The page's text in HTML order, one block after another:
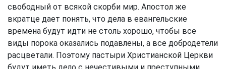
свободный от всякой скорби мир. Апостол же
вкратце дает понять, что дела в евангельские
времена будут идти не столь хорошо, чтобы все
виды порока оказались подавлены, а все добродетели
расцветали. Поэтому пастыри Христианской Церкви